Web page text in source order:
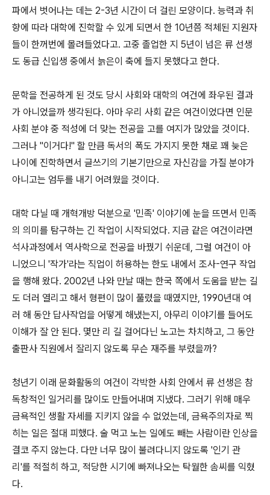
파에서 벗어나는 데는 2-3년 시간이 더 걸린 모양이다. 능력과 취
향에 따라 대학에 진학할 수 있게 되면서 한 10년쯤 적체된 지원자
들이 한꺼번에 몰려들었다고. 고중 졸업한 지 5년이 넘은 류 선생
도 동급 신입생 중에서 늙은이 축에 들지 못했다고 한다.
문학을 전공하게 된 것도 당시 사회와 대학의 여건에 좌우된 결과
가 아니었을까 생각된다. 아마 우리 사회 같은 여건이었다면 인문
사회 분야 중 적성에 더 맞는 전공을 고를 여지가 많았을 것이다.
그러나 "이거다!" 할 만큼 독서의 폭도 가지지 못한 채로 꽤 늦은
나이에 진학하면서 글쓰기의 기본기만으로 자신감을 가질 분야가
아니고는 엄두를 내기 어려웠을 것이다.
대학 다닐 때 개혁개방 덕분으로 '민족' 이야기에 눈을 뜨면서 민족
의 의미를 탐구하는 긴 작업이 시작되었다. 지금 같은 여건이라면
석사과정에서 역사학으로 전공을 바꿨기 쉬운데, 그럴 여건이 아
니었으니 '작가'라는 직업이 허용하는 한도 내에서 조사-연구 작업
을 행해 왔다. 2002년 나와 만날 때는 한국 쪽에서 도움을 받는 길
도 더러 열리고 해서 형편이 많이 풀렸을 때였지만, 1990년대 여
러 해 동안 답사작업을 어떻게 해냈는지, 아무리 이야기를 들어도
이해가 잘 안 된다. 몇만 리 길 걸어다닌 노고는 차치하고, 그 동안
출판사 직원에서 잘리지 않도록 무슨 재주를 부렸을까?
청년기 이래 문화활동의 여건이 각박한 사회 안에서 류 선생은 참
독창적인 일거리를 많이도 만들어내며 지냈다. 그러기 위해 매우
금욕적인 생활 자세를 지키지 않을 수 없었는데, 금욕주의자로 찍
히는 일은 절대 피했다. 술 먹고 노는 일에도 빼는 사람이란 인상을
결코 주지 않는다. 다만 너무 많이 불려다니지 않도록 '인기 관
리'를 적절히 하고, 적당한 시기에 빠져나오는 탁월한 솜씨를 익혔
다.